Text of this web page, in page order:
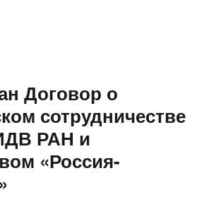
Договор о
сотрудничестве
РАН и
«Россия-